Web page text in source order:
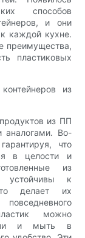
способов
и они
каждой кухне.
преимущества,
пластиковых
из
из ПП
Во-
что
в целости и
из
устойчивы к
делает их
можно
и мыть в